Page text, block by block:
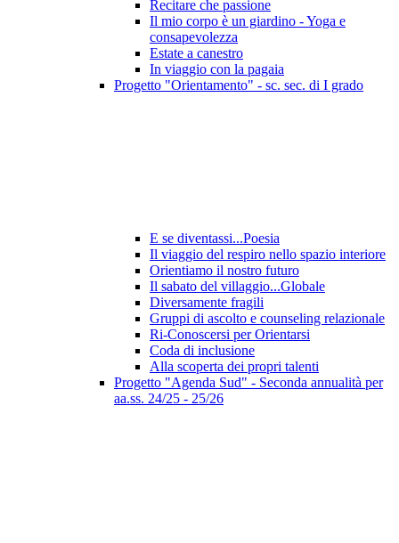
Recitare che passione
Il mio corpo è un giardino - Yoga e
consapevolezza
Estate a canestro
In viaggio con la pagaia
Progetto "Orientamento" - sc. sec. di I grado
E se diventassi...Poesia
Il viaggio del respiro nello spazio interiore
Orientiamo il nostro futuro
Il sabato del villaggio...Globale
Diversamente fragili
Gruppi di ascolto e counseling relazionale
Ri-Conoscersi per Orientarsi
Coda di inclusione
Alla scoperta dei propri talenti
Progetto "Agenda Sud" - Seconda annualità per
aa.ss. 24/25 - 25/26